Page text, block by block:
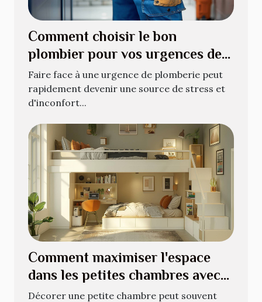
Comment choisir le bon
plombier pour vos urgences de
plomberie
Faire face à une urgence de plomberie peut
rapidement devenir une source de stress et
d'inconfort...
Comment maximiser l'espace
dans les petites chambres avec
style
Décorer une petite chambre peut souvent